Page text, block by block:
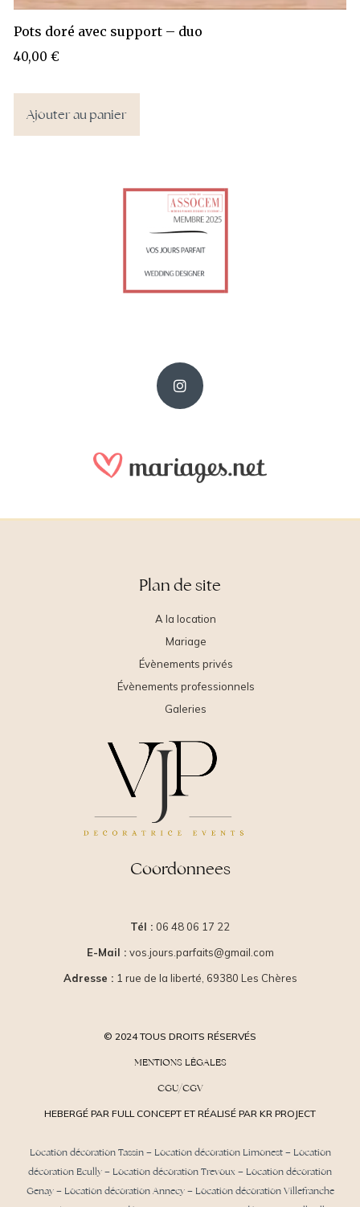
Pots doré avec support – duo
40,00€
Ajouter au panier
Plan de site
A la location
Mariage
Évènements privés
Évènements professionnels
Galeries
Coordonnees
Tél : 06 48 06 17 22
E-Mail : vos.jours.parfaits@gmail.com
Adresse : 1 rue de la liberté, 69380 Les Chères
© 2024 TOUS DROITS RÉSERVÉS
MENTIONS LÉGALES
CGU/CGV
HEBERGÉ PAR FULL CONCEPT ET RÉALISÉ PAR KR PROJECT
Location décoration Tassin– Location décoration Limonest– Location
décoration Ecully– Location décoration Trevoux– Location décoration
Genay– Location décoration Annecy– Location décoration Villefranche